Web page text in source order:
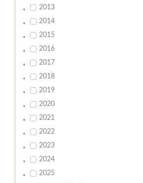
2013
2014
2015
2016
2017
2018
2019
2020
2021
2022
2023
2024
2025